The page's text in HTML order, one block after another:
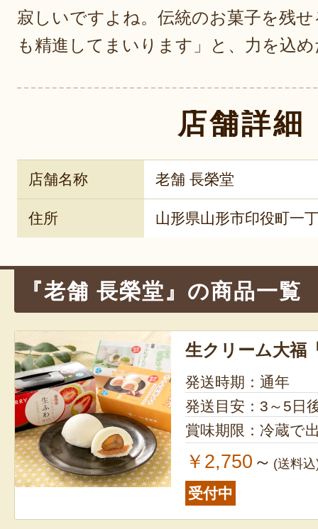
寂しいですよね。伝統のお菓子を残
も精進してまいります」と、力を込
店舗詳細
店舗名称 老舗 長榮堂
住所 山形県山形市印役町一
『老舗 長榮堂』の商品一覧
生クリーム大福
発送時期：通年
発送目安：3～5日
賞味期限：冷蔵で
￥2,750 ～ (送料
受付中